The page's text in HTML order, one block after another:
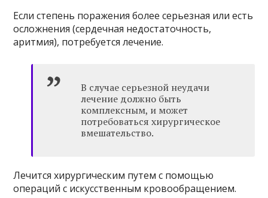
Если степень поражения более серьезная или есть
осложнения (сердечная недостаточность,
аритмия), потребуется лечение.
В случае серьезной неудачи
лечение должно быть
комплексным, и может
потребоваться хирургическое
вмешательство.
Лечится хирургическим путем с помощью
операций с искусственным кровообращением.